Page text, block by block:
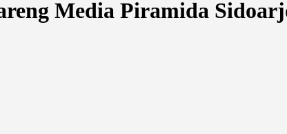
Media Piramida